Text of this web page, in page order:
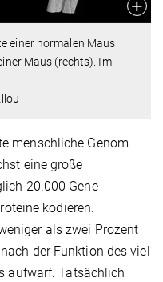
einer normalen Maus
Maus (rechts). Im
menschliche Genom
eine große
20.000 Gene
kodieren.
als zwei Prozent
der Funktion des viel
aufwarf. Tatsächlich